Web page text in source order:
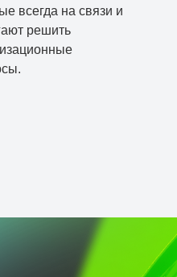
всегда на связи и
решить